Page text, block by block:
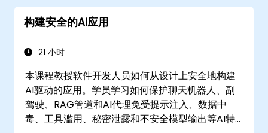
构建安全的AI应用
21 小时
本课程教授软件开发人员如何从设计上安全地构建
AI驱动的应用。学员学习如何保护聊天机器人、副
驾驶、RAG管道和AI代理免受提示注入、数据中
毒、工具滥用、秘密泄露和不安全模型输出等AI特